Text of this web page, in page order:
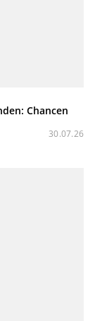
Chancen
30.07.26